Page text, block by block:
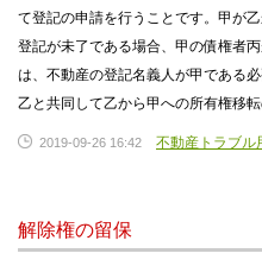
て登記の申請を行うことです。甲が
登記が未了である場合、甲の債権者
は、不動産の登記名義人が甲である
乙と共同して乙から甲への所有権移転
2019-09-26 16:42 不動産トラブル
解除権の留保